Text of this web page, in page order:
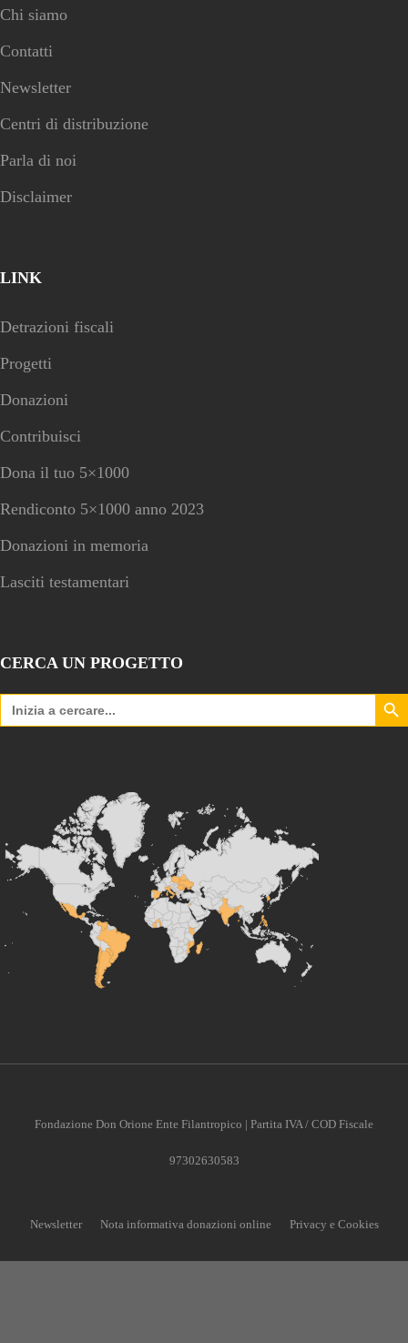
Chi siamo
Contatti
Newsletter
Centri di distribuzione
Parla di noi
Disclaimer
LINK
Detrazioni fiscali
Progetti
Donazioni
Contribuisci
Dona il tuo 5×1000
Rendiconto 5×1000 anno 2023
Donazioni in memoria
Lasciti testamentari
CERCA UN PROGETTO
Search
for:
Search
Fondazione Don Orione Ente Filantropico | Partita IVA / COD Fiscale
97302630583
Newsletter Nota informativa donazioni online Privacy e Cookies